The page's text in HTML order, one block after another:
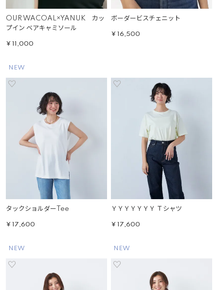
OUR WACOAL×YANUK カッ
プイン ベアキャミソール
¥ 11,000
ボーダービスチェニット
¥ 16,500
タックショルダーTee
NEW
¥ 17,600
ＹＹＹＹＹＹＹ Ｔシャツ
¥ 17,600
NEW NEW